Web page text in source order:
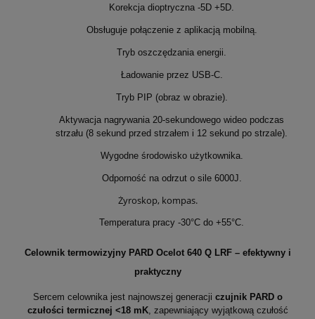
Korekcja dioptryczna -5D +5D.
Obsługuje połączenie z aplikacją mobilną.
Tryb oszczędzania energii.
Ładowanie przez USB-C.
Tryb PIP (obraz w obrazie).
Aktywacja nagrywania 20-sekundowego wideo podczas
strzału (8 sekund przed strzałem i 12 sekund po strzale).
Wygodne środowisko użytkownika.
Odporność na odrzut o sile 6000J.
Żyroskop, kompas.
Temperatura pracy -30°C do +55°C.
Celownik termowizyjny PARD Ocelot 640 Q LRF – efektywny i
praktyczny
Sercem celownika jest najnowszej generacji czujnik PARD o
czułości termicznej <18 mK, zapewniający wyjątkową czułość